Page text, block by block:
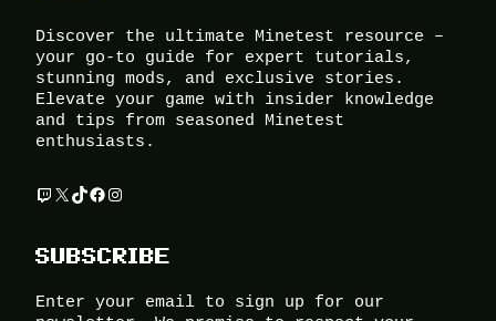
Discover the ultimate Minetest resource –
your go-to guide for expert tutorials,
stunning mods, and exclusive stories.
Elevate your game with insider knowledge
and tips from seasoned Minetest
enthusiasts.
Twitch X TikTok Facebook Instagram
SUBSCRIBE
Enter your email to sign up for our